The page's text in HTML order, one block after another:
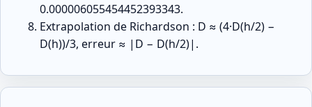
0.000006055454452393343.
Extrapolation de Richardson : D ≈ (4·D(h/2) −
D(h))/3, erreur ≈ |D − D(h/2)|.